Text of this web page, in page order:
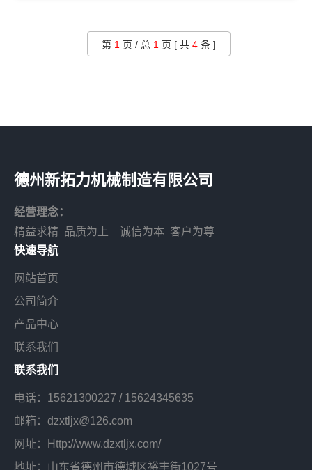
第 1 页 / 总 1 页 [ 共 4 条 ]
德州新拓力机械制造有限公司
经营理念：
精益求精 品质为上 诚信为本 客户为尊
快速导航
网站首页
公司简介
产品中心
联系我们
联系我们
电话： 15621300227 / 15624345635
邮箱：dzxtljx@126.com
网址：Http://www.dzxtljx.com/
地址：山东省德州市德城区裕丰街1027号